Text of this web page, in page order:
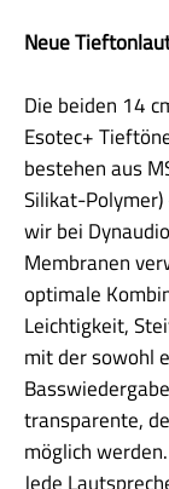
Neue
Die beiden 14
Esotec+
bestehen aus
Silikat-
wir bei
Membranen
optimale
Leichtigkeit,
mit der sowohl
transparente,
möglich werden.